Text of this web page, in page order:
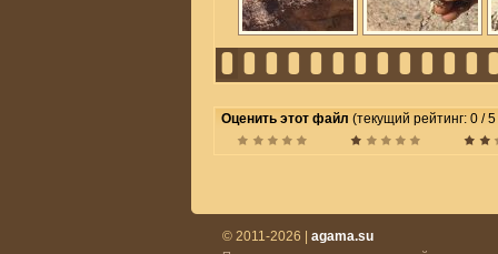
Оценить этот файл (текущий рейтинг: 0 /
© 2011-2026 | agama.su